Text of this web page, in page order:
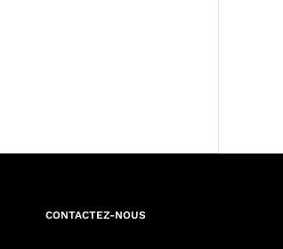
CONTACTEZ-NOUS